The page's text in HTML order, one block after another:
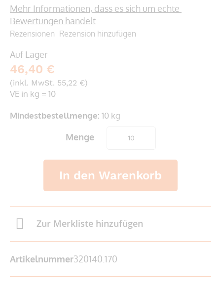
0
% of100
Mehr Informationen, dass es sich um echte
Bewertungen handelt
Rezensionen Rezension hinzufügen
Auf Lager
46,40 €
(inkl. MwSt. 55,22 €)
VE in kg = 10
Mindestbestellmenge: 10 kg
Menge
In den Warenkorb
Zur Merkliste hinzufügen
Artikelnummer320140.170